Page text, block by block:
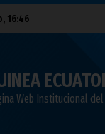
16:46
Web Institucional